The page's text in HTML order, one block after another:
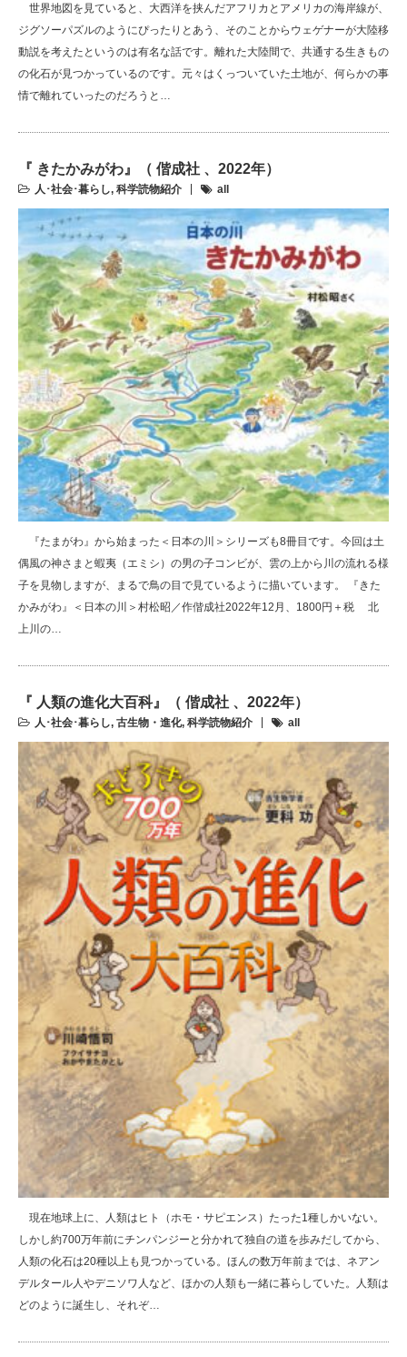
世界地図を見ていると、大西洋を挟んだアフリカとアメリカの海岸線が、
ジグソーパズルのようにぴったりとあう、そのことからウェゲナーが大陸移
動説を考えたというのは有名な話です。離れた大陸間で、共通する生きもの
の化石が見つかっているのです。元々はくっついていた土地が、何らかの事
情で離れていったのだろうと…
『 きたかみがわ』（ 偕成社 、2022年）
人･社会･暮らし, 科学読物紹介 all
『たまがわ』から始まった＜日本の川＞シリーズも8冊目です。今回は土
偶風の神さまと蝦夷（エミシ）の男の子コンビが、雲の上から川の流れる様
子を見物しますが、まるで鳥の目で見ているように描いています。 『きた
かみがわ』＜日本の川＞村松昭／作偕成社2022年12月、1800円＋税 北
上川の…
『 人類の進化大百科』（ 偕成社 、2022年）
人･社会･暮らし, 古生物・進化, 科学読物紹介 all
現在地球上に、人類はヒト（ホモ・サピエンス）たった1種しかいない。
しかし約700万年前にチンパンジーと分かれて独自の道を歩みだしてから、
人類の化石は20種以上も見つかっている。ほんの数万年前までは、ネアン
デルタール人やデニソワ人など、ほかの人類も一緒に暮らしていた。人類は
どのように誕生し、それぞ…